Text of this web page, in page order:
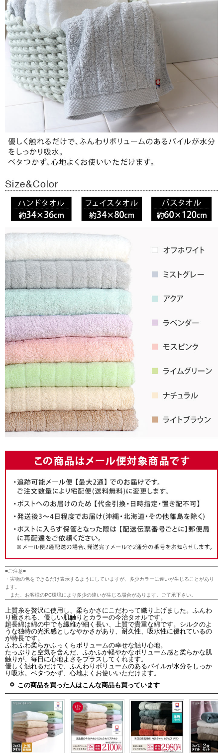
■ご注意■
・実物の色をできるだけ表示するようにしていますが、多少カラーに違いが生じることがあり
ます。
また、お客様のPC環境により多少の違いが生じる場合があります。ご了承下さい。
上質糸を贅沢に使用し、柔らかさにこだわって織り上げました。ふんわ
り癒される、優しい肌触りとカラーの今治タオルです。
超長綿は綿の中でも繊維が細く長い、上質で貴重な綿です。シルクのよ
うな独特の光沢感としなやかさがあり、耐久性、吸水性に優れているの
が特長です。
ふわふわ柔らかふっくらボリュームの幸せな触り心地。
たっぷりと空気を含んだ、ふかふか軽やかなボリューム感と柔らかな肌
触りが、毎日に心地よさをプラスしてくれます。
優しく触れるだけで、ふんわりボリュームのあるパイルが水分をしっか
り吸水。ベタつかず、心地よくお使いいただけます。
この商品を買った人はこんな商品も買っています